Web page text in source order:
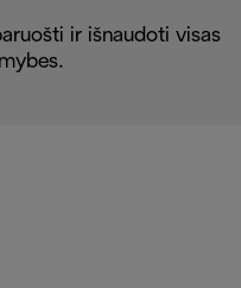
ir išnaudoti visas